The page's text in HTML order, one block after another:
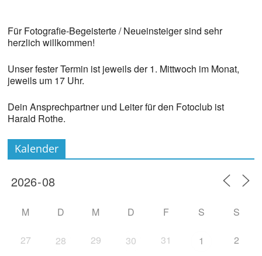
Für Fotografie-Begeisterte / Neueinsteiger sind sehr
herzlich willkommen!
Unser fester Termin ist jeweils der 1. Mittwoch im Monat,
jeweils um 17 Uhr.
Dein Ansprechpartner und Leiter für den Fotoclub ist
Harald Rothe.
Kalender
M D M D F S S
27 28 29 30 31 1 2